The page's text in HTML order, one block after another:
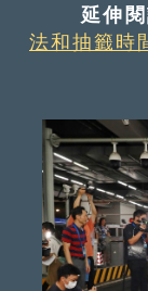
延伸
法和抽籤時